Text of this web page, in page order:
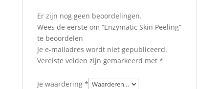
Er zijn nog geen beoordelingen.
Wees de eerste om “Enzymatic Skin Peeling”
te beoordelen
Je e-mailadres wordt niet gepubliceerd.
Vereiste velden zijn gemarkeerd met *
Je waardering *